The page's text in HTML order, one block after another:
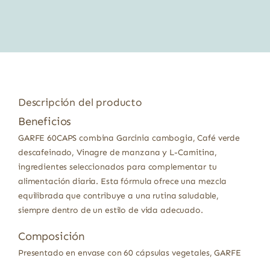
Descripción del producto
Beneficios
GARFE 60CAPS combina Garcinia cambogia, Café verde
descafeinado, Vinagre de manzana y L-Carnitina,
ingredientes seleccionados para complementar tu
alimentación diaria. Esta fórmula ofrece una mezcla
equilibrada que contribuye a una rutina saludable,
siempre dentro de un estilo de vida adecuado.
Composición
Presentado en envase con 60 cápsulas vegetales, GARFE